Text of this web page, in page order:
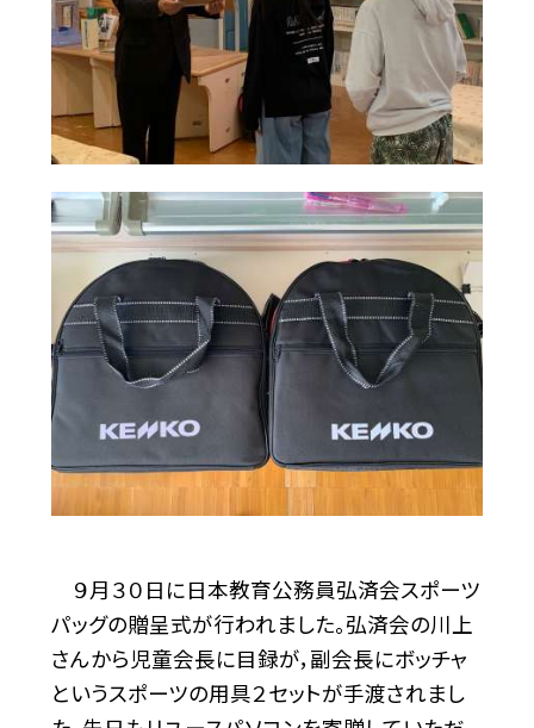
９月３０日に日本教育公務員弘済会スポーツ
パッグの贈呈式が行われました。弘済会の川上
さんから児童会長に目録が，副会長にボッチャ
というスポーツの用具２セットが手渡されまし